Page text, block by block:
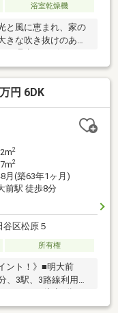
浴室乾燥機
と風に恵まれ、家の
な吹き抜けのある
、週末はリビングで
ぶ住まいです！建物
ため、そのままお住
明大前駅徒歩10分
環境。首都高速や甲
家族時間のバランス
。既に空き家となっ
ませ！
円 6DK
2
2
月(築63年1ヶ月)
前駅 徒歩8分
区松原５
所有権
ント！》■明大前
、3駅、3路線利用可
リノベーション済、